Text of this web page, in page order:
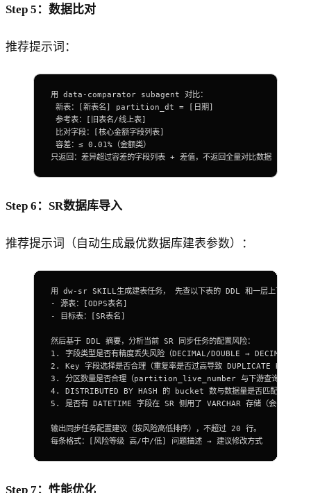
Step 5：数据比对
推荐提示词：
用 data- comparator subagent 对比：
新表：[新表名] partition_dt = [ 日期]
参考表：[ 旧表名/线上表]
比对字段：[核心金额字段列表]
容差：≤ 0.01% （金额类）
只返回：差异超过容差的字段列表 + 差值，不返回全量对比数据
Step 6：SR数据库导入
推荐提示词（自动生成最优数据库建表参数）：
用 dw-sr SKILL生成建表任务， 先查以下表的 DDL 和一层上下游血缘
-
源表：[ODPS表名]
-
目标表：[SR表名]
然后基于 DDL 摘要，分析当前 SR 同步任务的配置风险：
1.
字段类型是否有精度丢失风险（DECIMAL/DOUBLE →
2.
Key 字段选择是否合理（重复率是否过高导致 DUPLICATE KEY 膨
3.
分区数量是否合理（partition_live_number 与下游查询窗口是否
4.
DISTRIBUTED BY HASH 的 bucket 数与数据量是否匹配
5.
是否有 DATETIME 字段在 SR 侧用了 VARCHAR 存储（会导致时间
输出同步任务配置建议（按风险高低排序），不超过 20 行。
每条格式：[风险等级 高/中/低] 问题描述 → 建议修改方式
Step 7：性能优化